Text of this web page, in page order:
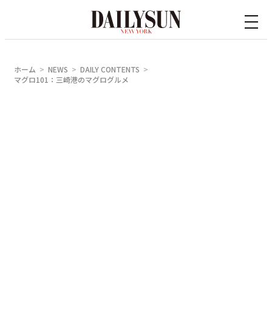
ホーム NEWS
DAILY CONTENTS
マグロ101：三崎港のマグログルメ